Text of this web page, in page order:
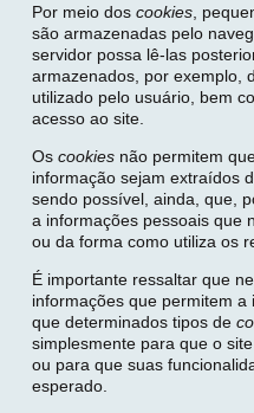
Por meio dos cookies,
são armazenadas pelo
servidor possa lê-las
armazenados, por exemplo,
utilizado pelo usuário, bem
acesso ao site.
Os cookiesnão permitem
informação sejam extraídos
sendo possível, ainda, que,
a informações pessoais que
ou da forma como utiliza os
É importante ressaltar que
informações que permitem
que determinados tipos de
simplesmente para que o
ou para que suas
esperado.